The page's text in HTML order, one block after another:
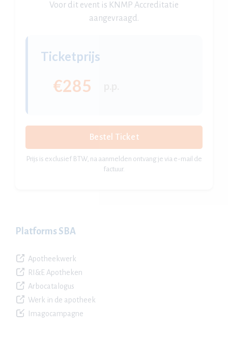
Voor dit event is KNMP Accreditatie
aangevraagd.
Ticketprijs
€285
Bestel Ticket
Prijs is exclusief BTW, na aanmelden ontvang je via e-mail de
factuur.
Platforms SBA
Apotheekwerk
RI&E Apotheken
Arbocatalogus
Werk in de apotheek
Imagocampagne